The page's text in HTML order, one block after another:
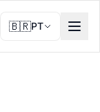
🇧🇷PT